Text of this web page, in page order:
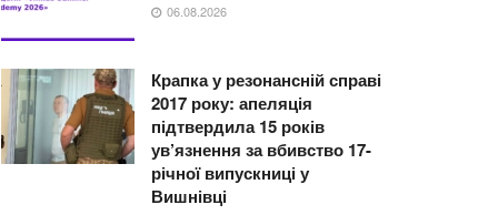
06.08.2026
Крапка у резонансній справі
2017 року: апеляція
підтвердила 15 років
ув’язнення за вбивство 17-
річної випускниці у
Вишнівці